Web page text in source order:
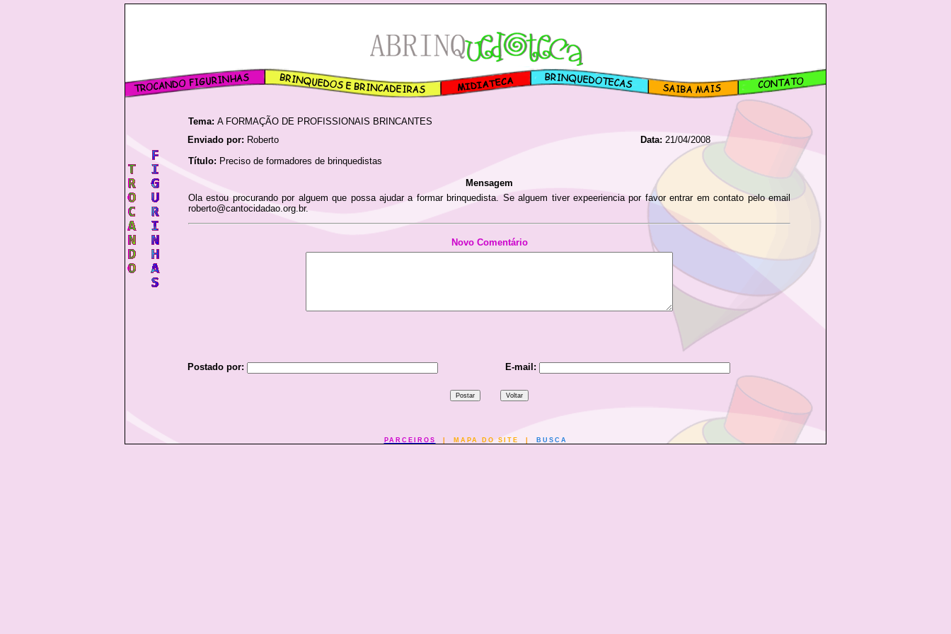
Tema: A FORMAÇÃO DE PROFISSIONAIS BRINCANTES
Enviado por: Roberto Data: 21/04/2008
Título: Preciso de formadores de brinquedistas
Mensagem
Ola estou procurando por alguem que possa ajudar a formar brinquedista. Se alguem tiver expeeriencia por favor entrar em contato pelo email
roberto@cantocidadao.org.br.
Novo Comentário
Postado por: E-mail:
PARCEIROS MAPA DO SITE BUSCA